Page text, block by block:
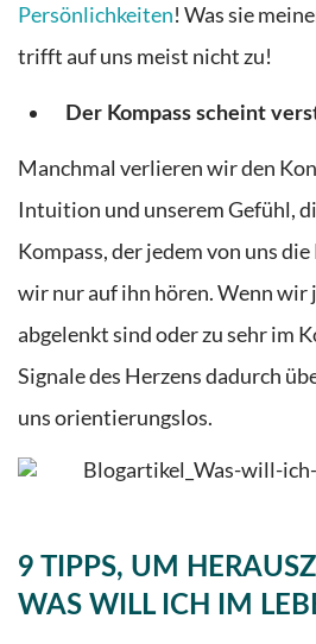
Persönlichkeiten! Was sie
trifft auf uns meist nicht zu!
Der Kompass scheint
Manchmal verlieren wir den
Intuition und unserem Gefühl,
Kompass, der jedem von uns
wir nur auf ihn hören. Wenn wir
abgelenkt sind oder zu sehr im
Signale des Herzens dadurch
uns orientierungslos.
9 TIPPS, UM
WAS WILL ICH IM